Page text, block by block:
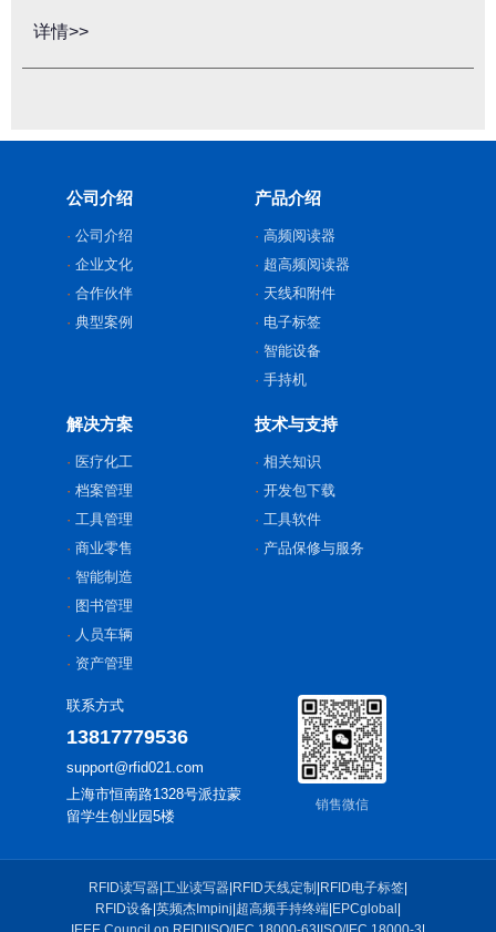
详情>>
公司介绍
公司介绍
企业文化
合作伙伴
典型案例
产品介绍
高频阅读器
超高频阅读器
天线和附件
电子标签
智能设备
手持机
解决方案
医疗化工
档案管理
工具管理
商业零售
智能制造
图书管理
人员车辆
资产管理
技术与支持
相关知识
开发包下载
工具软件
产品保修与服务
联系方式
13817779536
support@rfid021.com
上海市恒南路1328号派拉蒙
留学生创业园5楼
销售微信
RFID读写器| 工业读写器| RFID天线定制 RFID电子标签|
RFID设备| 英频杰Impinj 超高频手持终端| EPCglobal